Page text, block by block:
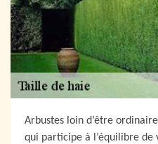
Arbustes loin d’être
qui participe à l’équilibre de